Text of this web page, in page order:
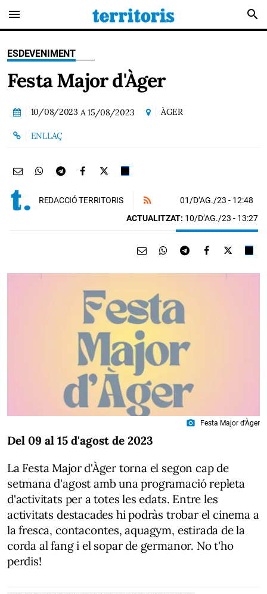
menu search
ESDEVENIMENT
Festa Major d'Àger
10/08/2023 A15/08/2023 ÀGER
ENLLAÇ
REDACCIÓ TERRITORIS 01/D’AG./23 - 12:48
ACTUALITZAT: 10/D’AG./23 - 13:27
photo_camera Festa Major d'Àger
Del 09 al 15 d'agost de 2023
La Festa Major d'Àger torna el segon cap de
setmana d'agost amb una programació repleta
d'activitats per a totes les edats. Entre les
activitats destacades hi podràs trobar el cinema a
la fresca, contacontes, aquagym, estirada de la
corda al fang i el sopar de germanor. No t'ho
perdis!